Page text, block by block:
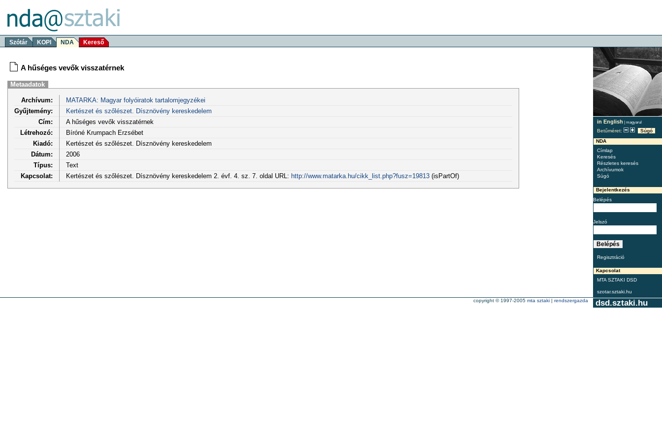
Szótár KOPI NDA Kereső
in English | magyarul
Betűméret:
Súgó
NDA
Címlap
Keresés
Részletes keresés
Archívumok
Súgó
Bejelentkezés
Belépés
Jelszó
Regisztráció
Kapcsolat
MTA SZTAKI DSD
szotar.sztaki.hu
A hűséges vevők visszatérnek
Metaadatok
Archívum:
MATARKA: Magyar folyóiratok tartalomjegyzékei
Gyűjtemény:
Kertészet és szőlészet. Dísznövény kereskedelem
Cím:
A hűséges vevők visszatérnek
Létrehozó:
Bíróné Krumpach Erzsébet
Kiadó:
Kertészet és szőlészet. Dísznövény kereskedelem
Dátum:
2006
Típus:
Text
Kapcsolat:
Kertészet és szőlészet. Dísznövény kereskedelem 2. évf. 4. sz. 7. oldal URL: http://www.matarka.hu/cikk_list.php?fusz=19813(isPartOf)
dsd.sztaki.hu
copyright © 1997-2005 mta sztaki | rendszergazda